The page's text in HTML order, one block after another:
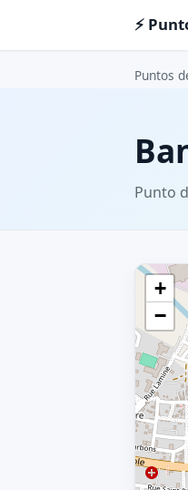
⚡
Puntos
Punto
+
−